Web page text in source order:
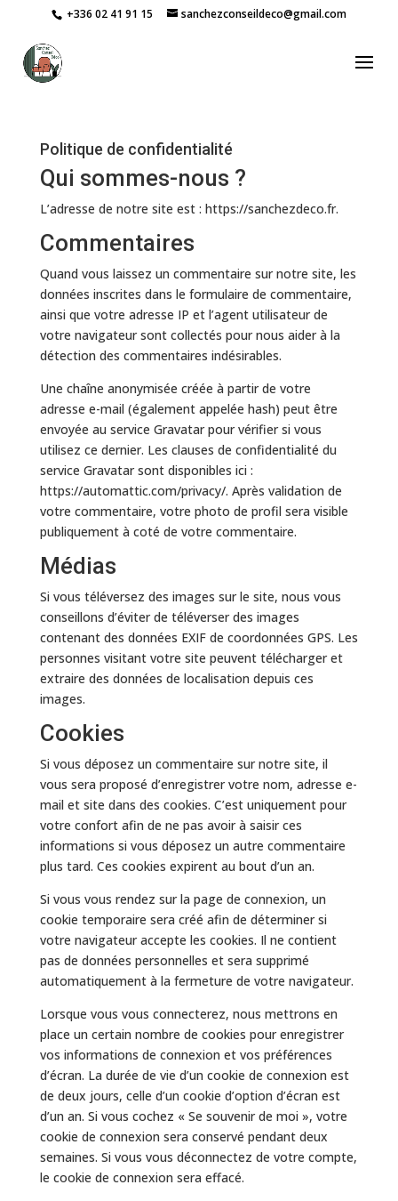
+336 02 41 91 15 sanchezconseildeco@gmail.com
Politique de confidentialité
Qui sommes-nous ?
L’adresse de notre site est : https://sanchezdeco.fr.
Commentaires
Quand vous laissez un commentaire sur notre site, les
données inscrites dans le formulaire de commentaire,
ainsi que votre adresse IP et l’agent utilisateur de
votre navigateur sont collectés pour nous aider à la
détection des commentaires indésirables.
Une chaîne anonymisée créée à partir de votre
adresse e-mail (également appelée hash) peut être
envoyée au service Gravatar pour vérifier si vous
utilisez ce dernier. Les clauses de confidentialité du
service Gravatar sont disponibles ici :
https://automattic.com/privacy/. Après validation de
votre commentaire, votre photo de profil sera visible
publiquement à coté de votre commentaire.
Médias
Si vous téléversez des images sur le site, nous vous
conseillons d’éviter de téléverser des images
contenant des données EXIF de coordonnées GPS. Les
personnes visitant votre site peuvent télécharger et
extraire des données de localisation depuis ces
images.
Cookies
Si vous déposez un commentaire sur notre site, il
vous sera proposé d’enregistrer votre nom, adresse e-
mail et site dans des cookies. C’est uniquement pour
votre confort afin de ne pas avoir à saisir ces
informations si vous déposez un autre commentaire
plus tard. Ces cookies expirent au bout d’un an.
Si vous vous rendez sur la page de connexion, un
cookie temporaire sera créé afin de déterminer si
votre navigateur accepte les cookies. Il ne contient
pas de données personnelles et sera supprimé
automatiquement à la fermeture de votre navigateur.
Lorsque vous vous connecterez, nous mettrons en
place un certain nombre de cookies pour enregistrer
vos informations de connexion et vos préférences
d’écran. La durée de vie d’un cookie de connexion est
de deux jours, celle d’un cookie d’option d’écran est
d’un an. Si vous cochez « Se souvenir de moi », votre
cookie de connexion sera conservé pendant deux
semaines. Si vous vous déconnectez de votre compte,
le cookie de connexion sera effacé.